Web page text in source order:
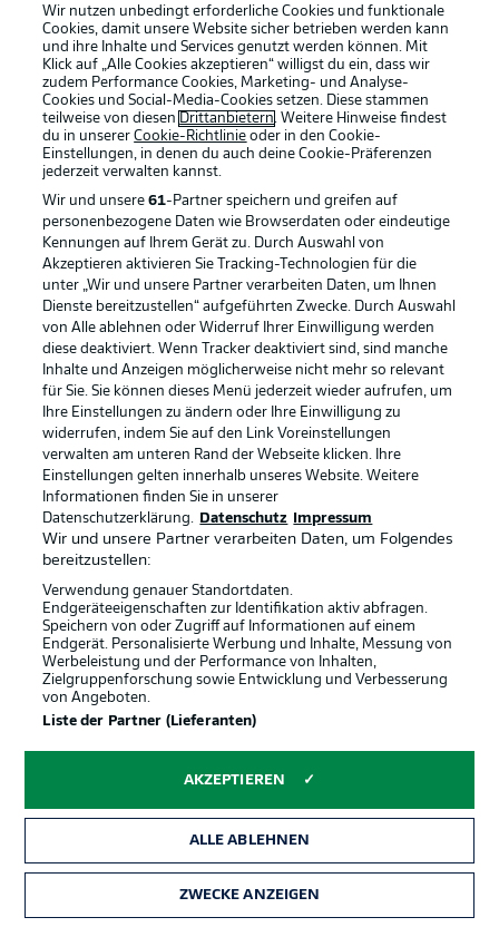
Augsburg.
Mit Kontern zum Sieg?
Köln traf beim 1:1 in Augsburg nach einem Konter, das
könnte auch gegen Bochum der Schlüssel zum Erfolg
sein: der VfL kassierte die meisten Kontergegentore
(zwölf), zuletzt eines beim 2:2 gegen Darmstadt.
Nur einmal einen Rückstand gedreht
33-mal geriet Bochum gegen Köln in der Bundesliga mit
0:1 in Rückstand, nur einmal gewann der VfL im
Anschluss noch (zu Hause 3:2 im August 1974).
Bochum zuletzt besser
Bochum ist gegen Köln seit vier Bundesliga-Duellen
ungeschlagen (drei Remis, ein Sieg) – fünfmal in Folge
gelang dies in der Bundesliga gegen den FC nie.
Starke Bilanz gegen den VfL
Köln verlor nur zwei der 31 Bundesliga-Heimspiele
gegen Bochum; mit 0:2 in der vergangenen Saison und
am 18. April 2004 mit 1:2. Zudem gewann der FC über
die Hälfte der Duelle gegen Bochum (33 von 63) – unter
den aktuellen Bundesligisten gelang dies sonst nur
gegen Darmstadt (sieben Siege, zwei Remis).
Bochum will das Punktepolster
Am 10. März 2023 kletterte Bochum durch einen 2:0-
kann der VfL mit einem Sieg beim Siebzehnten Köln den
Vorsprung auf die direkten Abstiegsplätze auf
komfortable zehn Punkte ausbauen.
Wir nutzen unbedingt erforderliche Cookies und funktionale
Cookies, damit unsere Website sicher betrieben werden kann
und ihre Inhalte und Services genutzt werden können. Mit
Klick auf „Alle Cookies akzeptieren“ willigst du ein, dass wir
zudem Performance Cookies, Marketing- und Analyse-
Cookies und Social-Media-Cookies setzen. Diese stammen
teilweise von diesen Drittanbietern. Weitere Hinweise findest
du in unsererCookie-Richtlinie oder in den Cookie-
Einstellungen, in denen du auch deine Cookie-Präferenzen
jederzeit verwalten kannst.
Wir und unsere61-Partner speichern und greifen auf
personenbezogene Daten wie Browserdaten oder eindeutige
Kennungen auf Ihrem Gerät zu. Durch Auswahl von
Akzeptieren aktivieren Sie Tracking-Technologien für die
unter „Wir und unsere Partner verarbeiten Daten, um Ihnen
Dienste bereitzustellen“ aufgeführten Zwecke. Durch Auswahl
von Alle ablehnen oder Widerruf Ihrer Einwilligung werden
diese deaktiviert. Wenn Tracker deaktiviert sind, sind manche
Inhalte und Anzeigen möglicherweise nicht mehr so relevant
für Sie. Sie können dieses Menü jederzeit wieder aufrufen, um
Ihre Einstellungen zu ändern oder Ihre Einwilligung zu
widerrufen, indem Sie auf den Link Voreinstellungen
verwalten am unteren Rand der Webseite klicken. Ihre
Einstellungen gelten innerhalb unseres Website. Weitere
Informationen finden Sie in unserer
Datenschutzerklärung.
Datenschutz Impressum
Wir und unsere Partner verarbeiten Daten, um Folgendes
bereitzustellen:
Verwendung genauer Standortdaten.
Endgeräteeigenschaften zur Identifikation aktiv abfragen.
Speichern von oder Zugriff auf Informationen auf einem
Endgerät. Personalisierte Werbung und Inhalte, Messung von
Werbeleistung und der Performance von Inhalten,
Zielgruppenforschung sowie Entwicklung und Verbesserung
von Angeboten.
Liste der Partner (Lieferanten)
AKZEPTIEREN
ALLE ABLEHNEN
ZWECKE ANZEIGEN